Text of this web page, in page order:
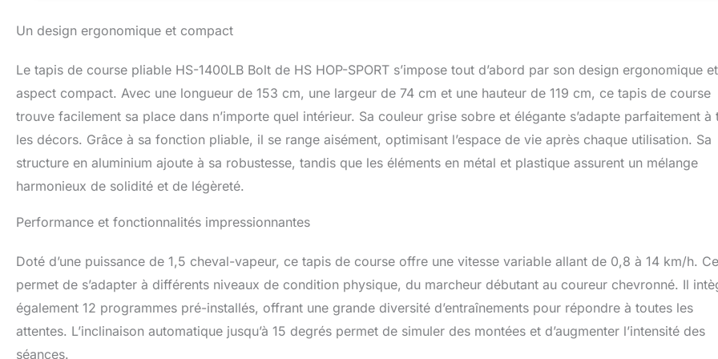
D'INCLINAISON : La surface de course peut être réglée électroniquement de 0 à 15
augmentez son efficacité. CLÉ DE SÉCURITÉ : En cas d'urgence, retirez
simplement la clé de sécurité et le tapis roulant fitness HS-1400LB s'arrêtera
immédiatement. DIMENSIONS : Le tapis de course d’appartement pliable peut être
rangé pour économiser de l'espace. Les rouleaux de transport vous y aideront.
2,41 € d'éco participation. IMPORTANT ! Nous avons réservé spécialement pour
coordonnées valables lors de votre commande! Si vous indiquez des
transporteur. La livraison s'effectue gratuitement au bord du trottoir.
Un design ergonomique et compact
Le tapis de course pliable HS-1400LB Bolt de HS HOP-SPORT s’impose tout d’abord par son design ergonomique
aspect compact. Avec une longueur de 153 cm, une largeur de 74 cm et une hauteur de 119 cm, ce tapis de course
trouve facilement sa place dans n’importe quel intérieur. Sa couleur grise sobre et élégante s’adapte parfaitement à
les décors. Grâce à sa fonction pliable, il se range aisément, optimisant l’espace de vie après chaque utilisation. Sa
structure en aluminium ajoute à sa robustesse, tandis que les éléments en métal et plastique assurent un mélange
harmonieux de solidité et de légèreté.
Performance et fonctionnalités impressionnantes
Doté d’une puissance de 1,5 cheval-vapeur, ce tapis de course offre une vitesse variable allant de 0,8 à 14 km/h.
permet de s’adapter à différents niveaux de condition physique, du marcheur débutant au coureur chevronné. Il
également 12 programmes pré-installés, offrant une grande diversité d’entraînements pour répondre à toutes les
attentes. L’inclinaison automatique jusqu’à 15 degrés permet de simuler des montées et d’augmenter l’intensité des
séances.